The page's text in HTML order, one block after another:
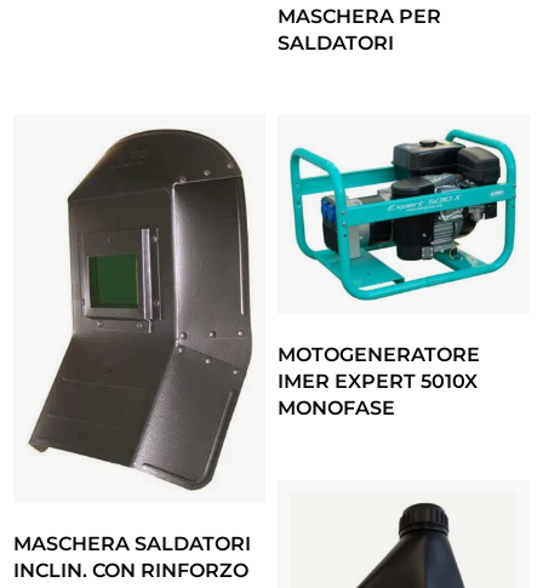
MASCHERA PER
SALDATORI
MASCHERA SALDATORI
INCLIN. CON RINFORZO
MOTOGENERATORE
IMER EXPERT 5010X
MONOFASE